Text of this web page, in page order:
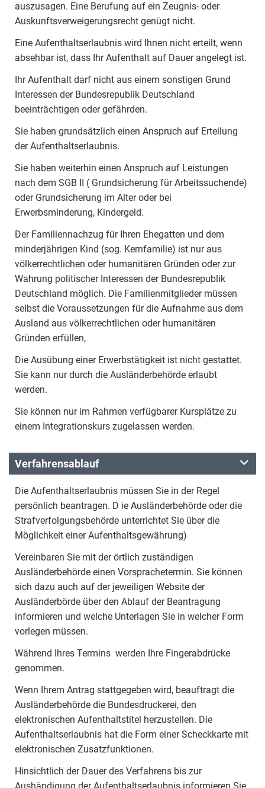
auszusagen. Eine Berufung auf ein Zeugnis- oder
Auskunftsverweigerungsrecht genügt nicht.
Eine Aufenthaltserlaubnis wird Ihnen nicht erteilt, wenn
absehbar ist, dass Ihr Aufenthalt auf Dauer angelegt ist.
Ihr Aufenthalt darf nicht aus einem sonstigen Grund
Interessen der Bundesrepublik Deutschland
beeinträchtigen oder gefährden.
Sie haben grundsätzlich einen Anspruch auf Erteilung
der Aufenthaltserlaubnis.
Sie haben weiterhin einen Anspruch auf Leistungen
nach dem SGB II ( Grundsicherung für Arbeitssuchende)
oder Grundsicherung im Alter oder bei
Erwerbsminderung, Kindergeld.
Der Familiennachzug für Ihren Ehegatten und dem
minderjährigen Kind (sog. Kernfamilie) ist nur aus
völkerrechtlichen oder humanitären Gründen oder zur
Wahrung politischer Interessen der Bundesrepublik
Deutschland möglich. Die Familienmitglieder müssen
selbst die Voraussetzungen für die Aufnahme aus dem
Ausland aus völkerrechtlichen oder humanitären
Gründen erfüllen,
Die Ausübung einer Erwerbstätigkeit ist nicht gestattet.
Sie kann nur durch die Ausländerbehörde erlaubt
werden.
Sie können nur im Rahmen verfügbarer Kursplätze zu
einem Integrationskurs zugelassen werden.
Verfahrensablauf
Die Aufenthaltserlaubnis müssen Sie in der Regel
persönlich beantragen. D ie Ausländerbehörde oder die
Strafverfolgungsbehörde unterrichtet Sie über die
Möglichkeit einer Aufenthaltsgewährung)
Vereinbaren Sie mit der örtlich zuständigen
Ausländerbehörde einen Vorsprachetermin. Sie können
sich dazu auch auf der jeweiligen Website der
Ausländerbörde über den Ablauf der Beantragung
informieren und welche Unterlagen Sie in welcher Form
vorlegen müssen.
Während Ihres Termins werden Ihre Fingerabdrücke
genommen.
Wenn Ihrem Antrag stattgegeben wird, beauftragt die
Ausländerbehörde die Bundesdruckerei, den
elektronischen Aufenthaltstitel herzustellen. Die
Aufenthaltserlaubnis hat die Form einer Scheckkarte mit
elektronischen Zusatzfunktionen.
Hinsichtlich der Dauer des Verfahrens bis zur